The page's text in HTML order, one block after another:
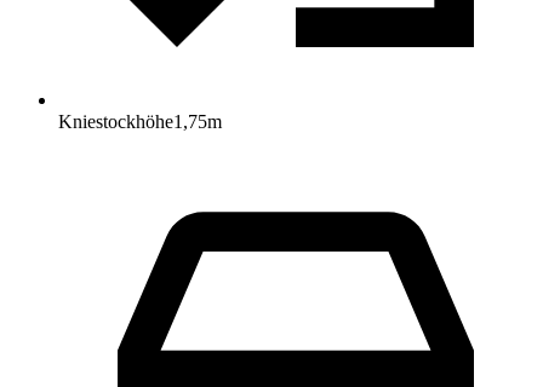
Kniestockhöhe1,75m